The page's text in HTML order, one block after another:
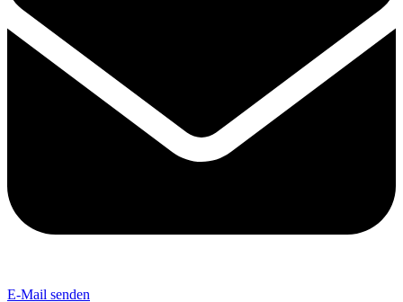
E-Mail senden